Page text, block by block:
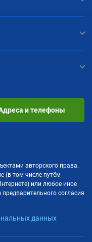
авторского права.
(в том числе путём
или любое иное
согласия
данных
и телефоны